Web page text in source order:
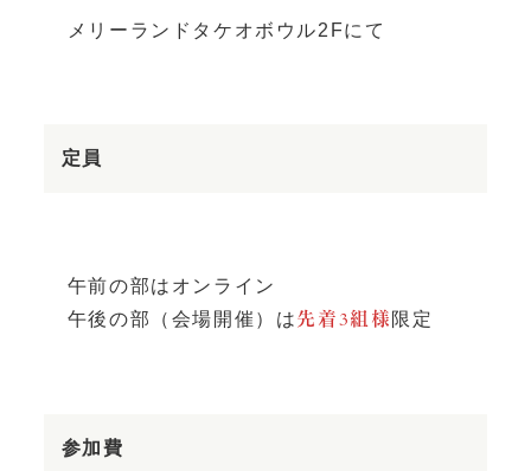
メリーランドタケオボウル2Fにて
定員
午前の部はオンライン
午後の部（会場開催）は先着3組様 限定
参加費